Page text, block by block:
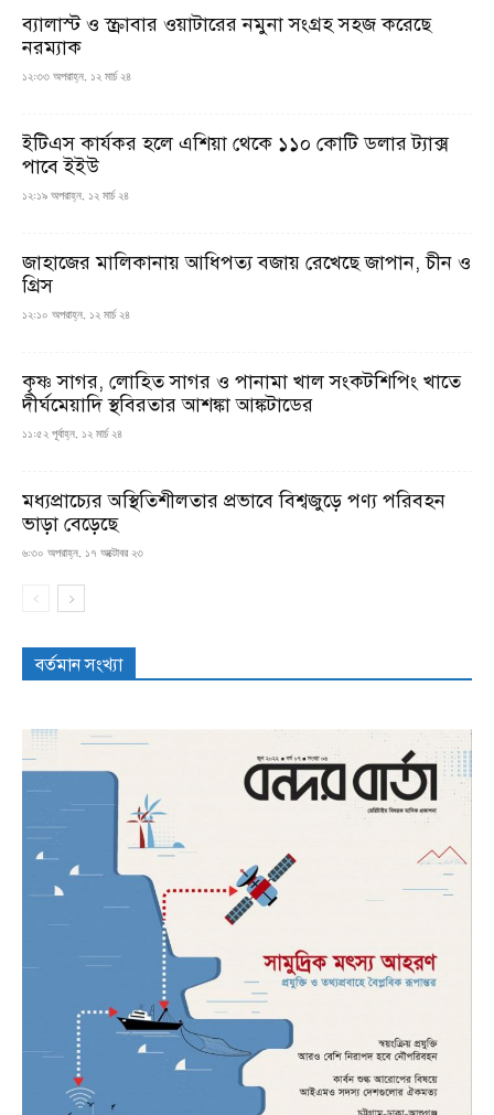
ব্যালাস্ট ও স্ক্রাবার ওয়াটারের নমুনা সংগ্রহ সহজ করেছে
নরম্যাক
১২:৩৩ অপরাহ্ন, ১২ মার্চ ২৪
ইটিএস কার্যকর হলে এশিয়া থেকে ১১০ কোটি ডলার ট্যাক্স
পাবে ইইউ
১২:১৯ অপরাহ্ন, ১২ মার্চ ২৪
জাহাজের মালিকানায় আধিপত্য বজায় রেখেছে জাপান, চীন ও
গ্রিস
১২:১০ অপরাহ্ন, ১২ মার্চ ২৪
কৃষ্ণ সাগর, লোহিত সাগর ও পানামা খাল সংকটশিপিং খাতে
দীর্ঘমেয়াদি স্থবিরতার আশঙ্কা আঙ্কটাডের
১১:৫২ পূর্বাহ্ন, ১২ মার্চ ২৪
মধ্যপ্রাচ্যের অস্থিতিশীলতার প্রভাবে বিশ্বজুড়ে পণ্য পরিবহন
ভাড়া বেড়েছে
৬:৩০ অপরাহ্ন, ১৭ অক্টোবর ২৩
বর্তমান সংখ্যা